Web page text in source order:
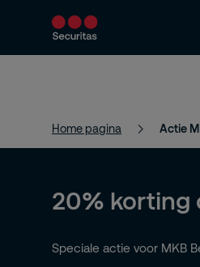
Producten en diensten
Home pagina Actie
20% korting
Speciale actie voor MKB